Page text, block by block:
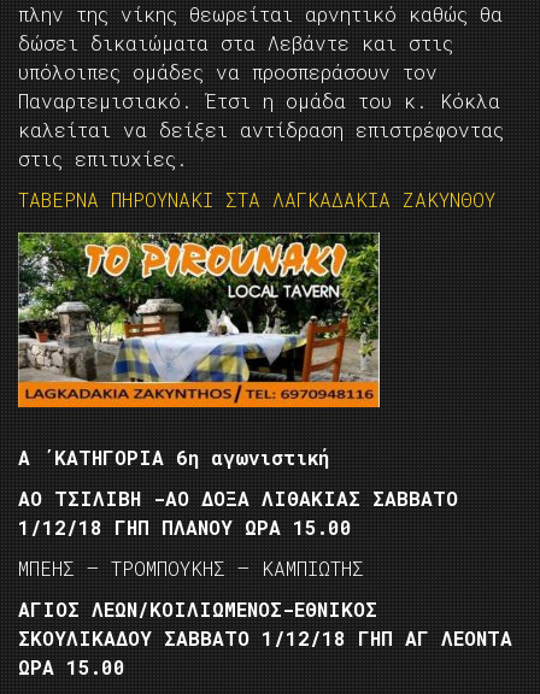
πλην της νίκης θεωρείται αρνητικό καθώς θα
δώσει δικαιώματα στα Λεβάντε και στις
υπόλοιπες ομάδες να προσπεράσουν τον
Παναρτεμισιακό. Έτσι η ομάδα του κ. Κόκλα
καλείται να δείξει αντίδραση επιστρέφοντας
στις επιτυχίες.
ΤΑΒΕΡΝΑ ΠΗΡΟΥΝΑΚΙ ΣΤΑ ΛΑΓΚΑΔΑΚΙΑ ΖΑΚΥΝΘΟΥ
Α ΄ΚΑΤΗΓΟΡΙΑ 6η αγωνιστική
ΑΟ ΤΣΙΛΙΒΗ -ΑΟ ΔΟΞΑ ΛΙΘΑΚΙΑΣ ΣΑΒΒΑΤΟ
1/12/18 ΓΗΠ ΠΛΑΝΟΥ ΩΡΑ 15.00
ΜΠΕΗΣ – ΤΡΟΜΠΟΥΚΗΣ – ΚΑΜΠΙΩΤΗΣ
ΑΓΙΟΣ ΛΕΩΝ/ΚΟΙΛΙΩΜΕΝΟΣ-ΕΘΝΙΚΟΣ
ΣΚΟΥΛΙΚΑΔΟΥ ΣΑΒΒΑΤΟ 1/12/18 ΓΗΠ ΑΓ ΛΕΟΝΤΑ
ΩΡΑ 15.00